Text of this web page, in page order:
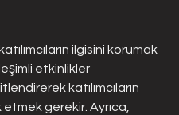
ilgisini korumak
etkinlikler
katılımcıların
etmek gerekir. Ayrıca,